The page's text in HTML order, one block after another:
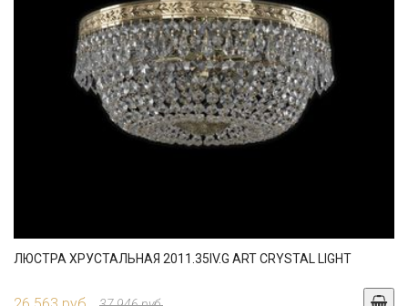
ЛЮСТРА ХРУСТАЛЬНАЯ 2011.35IV.G ART CRYSTAL LIGHT